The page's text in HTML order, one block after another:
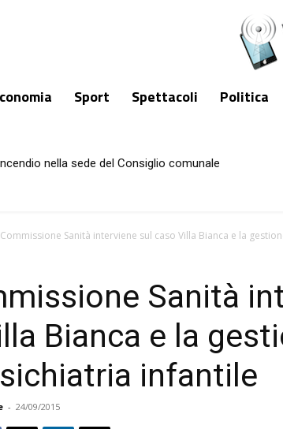
Sport Spettacoli Politica
nella sede del Consiglio comunale
– Napoli, Branchini a Castel di Sangro: “Gabriel
Sanità interviene sul caso Villa Bianca e la
Sanità
Bianca e la
infantile
- 24/09/2015